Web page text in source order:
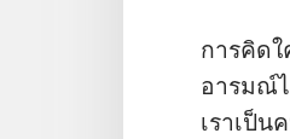
การคิด
อารมณ์
เราเป็น